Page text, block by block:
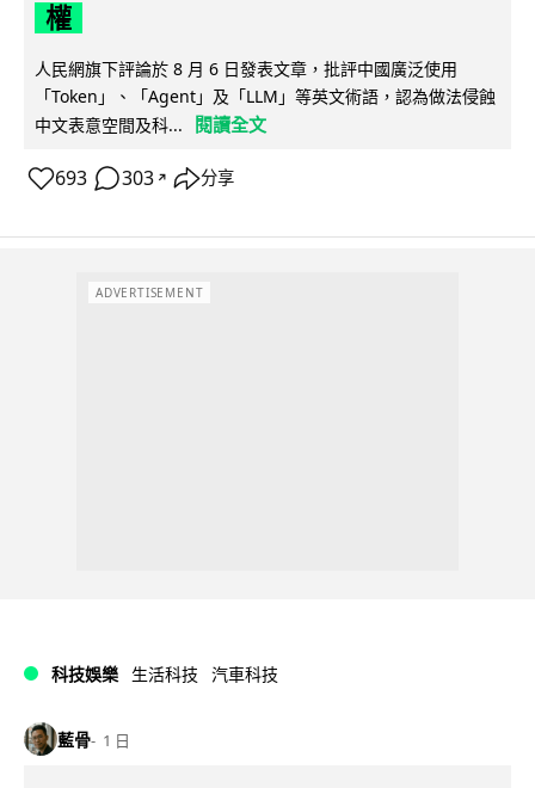
權
人民網旗下評論於 8 月 6 日發表文章，批評中國廣泛使用
「Token」、「Agent」及「LLM」等英文術語，認為做法侵蝕
中文表意空間及科...
閱讀全文
693 303 ↗ 分享
ADVERTISEMENT
科技娛樂 生活科技 汽車科技
藍骨 1 日